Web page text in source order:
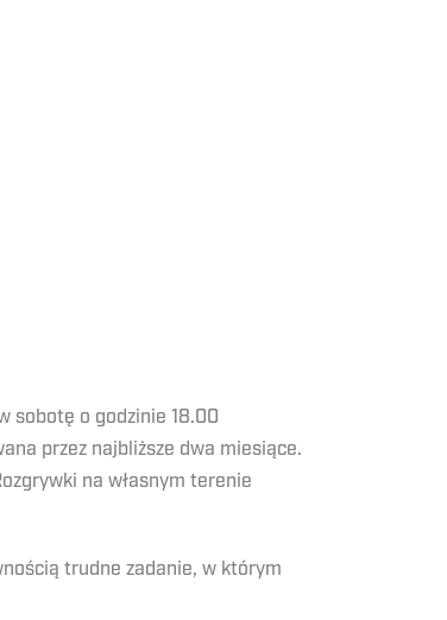
sobotę o godzinie 18.00
przez najbliższe dwa miesiące.
na własnym terenie
trudne zadanie, w którym